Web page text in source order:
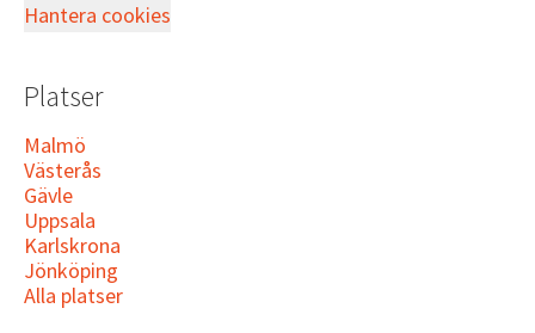
Hantera cookies
Platser
Malmö
Västerås
Gävle
Uppsala
Karlskrona
Jönköping
Alla platser